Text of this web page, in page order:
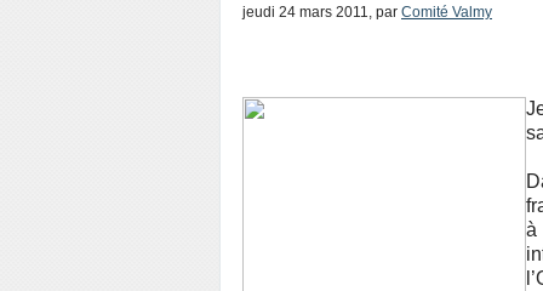
jeudi 24 mars 2011, par Comité Valmy